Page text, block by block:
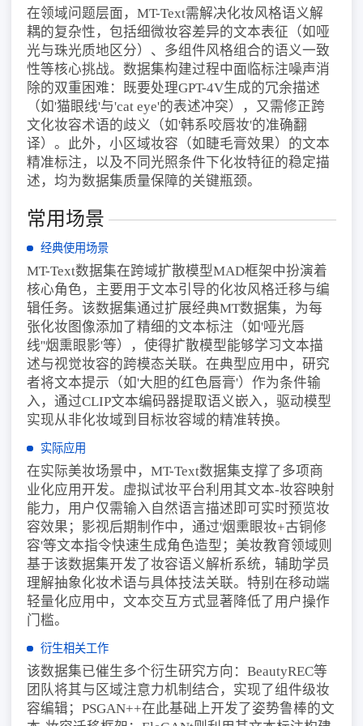
在领域问题层面，MT-Text需解决化妆风格语义解
耦的复杂性，包括细微妆容差异的文本表征（如哑
光与珠光质地区分）、多组件风格组合的语义一致
性等核心挑战。数据集构建过程中面临标注噪声消
除的双重困难：既要处理GPT-4V生成的冗余描述
（如'猫眼线'与'cat eye'的表述冲突），又需修正跨
文化妆容术语的歧义（如'韩系咬唇妆'的准确翻
译）。此外，小区域妆容（如睫毛膏效果）的文本
精准标注，以及不同光照条件下化妆特征的稳定描
述，均为数据集质量保障的关键瓶颈。
常用场景
经典使用场景
MT-Text数据集在跨域扩散模型MAD框架中扮演着
核心角色，主要用于文本引导的化妆风格迁移与编
辑任务。该数据集通过扩展经典MT数据集，为每
张化妆图像添加了精细的文本标注（如'哑光唇
线''烟熏眼影'等），使得扩散模型能够学习文本描
述与视觉妆容的跨模态关联。在典型应用中，研究
者将文本提示（如'大胆的红色唇膏'）作为条件输
入，通过CLIP文本编码器提取语义嵌入，驱动模型
实现从非化妆域到目标妆容域的精准转换。
实际应用
在实际美妆场景中，MT-Text数据集支撑了多项商
业化应用开发。虚拟试妆平台利用其文本-妆容映射
能力，用户仅需输入自然语言描述即可实时预览妆
容效果；影视后期制作中，通过'烟熏眼妆+古铜修
容'等文本指令快速生成角色造型；美妆教育领域则
基于该数据集开发了妆容语义解析系统，辅助学员
理解抽象化妆术语与具体技法关联。特别在移动端
轻量化应用中，文本交互方式显著降低了用户操作
门槛。
衍生相关工作
该数据集已催生多个衍生研究方向：BeautyREC等
团队将其与区域注意力机制结合，实现了组件级妆
容编辑；PSGAN++在此基础上开发了姿势鲁棒的文